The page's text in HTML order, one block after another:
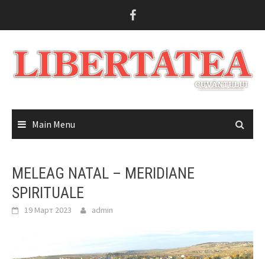
Main Menu
MELEAG NATAL – MERIDIANE
SPIRITUALE
19 Март 2023 admin